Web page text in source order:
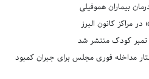
تمبر کودک منتشر شد
مداخله فوری مجلس برای جبران کمبود